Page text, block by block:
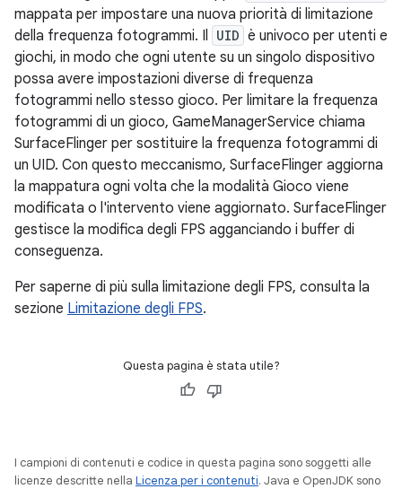
mappata per impostare una nuova priorità di limitazione
della frequenza fotogrammi. Il
UID è univoco per utenti e
giochi, in modo che ogni utente su un singolo dispositivo
possa avere impostazioni diverse di frequenza
fotogrammi nello stesso gioco. Per limitare la frequenza
fotogrammi di un gioco, GameManagerService chiama
SurfaceFlinger per sostituire la frequenza fotogrammi di
un UID. Con questo meccanismo, SurfaceFlinger aggiorna
la mappatura ogni volta che la modalità Gioco viene
modificata o l'intervento viene aggiornato. SurfaceFlinger
gestisce la modifica degli FPS agganciando i buffer di
conseguenza.
Per saperne di più sulla limitazione degli FPS, consulta la
sezione Limitazione degli FPS.
Questa pagina è stata utile?
I campioni di contenuti e codice in questa pagina sono soggetti alle
licenze descritte nella Licenza per i contenuti. Java e OpenJDK sono